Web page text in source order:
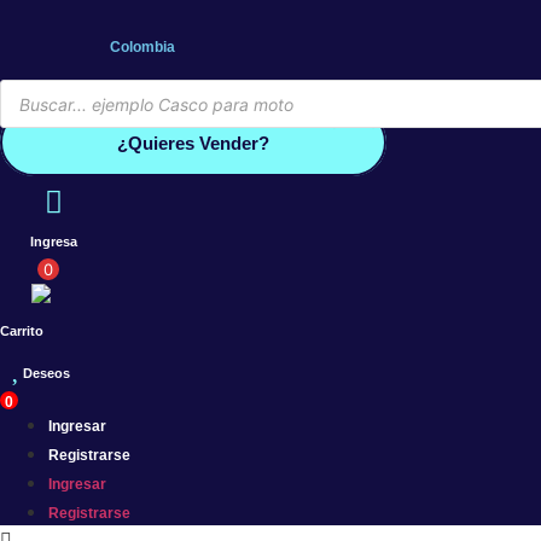
Colombia
Búsqueda
de
productos
¿Quieres Vender?
Ingresa
0
Carrito
Deseos
0
Ingresar
Registrarse
Ingresar
Registrarse